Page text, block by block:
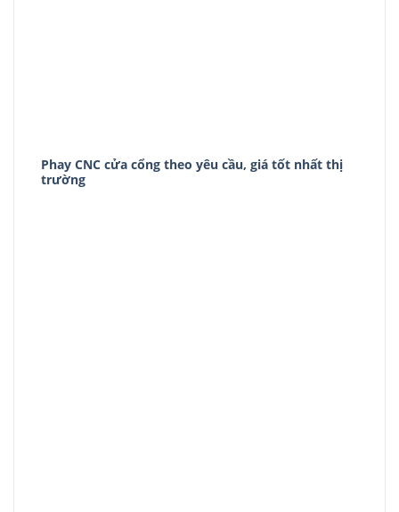
Phay CNC cửa cổng theo yêu cầu, giá tốt nhất thị
trường